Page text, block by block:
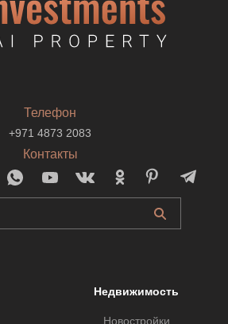
Телефон
+971 4873 2083
Контакты
Недвижимость
Новостройки